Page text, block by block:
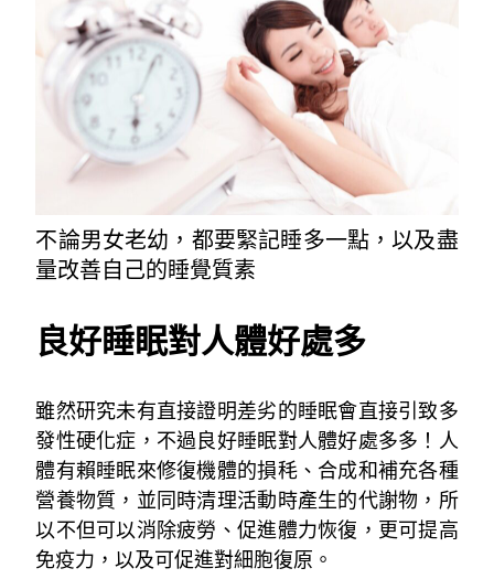
不論男女老幼，都要緊記睡多一點，以及盡
量改善自己的睡覺質素
良好睡眠對人體好處多
雖然研究未有直接證明差劣的睡眠會直接引致多
發性硬化症，不過良好睡眠對人體好處多多！人
體有賴睡眠來修復機體的損秏、合成和補充各種
營養物質，並同時清理活動時產生的代謝物，所
以不但可以消除疲勞、促進體力恢復，更可提高
免疫力，以及可促進對細胞復原。